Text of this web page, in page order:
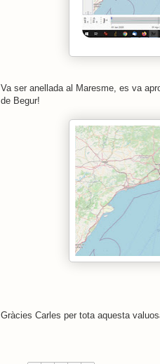
Va ser anellada al Maresme, es va
de Begur!
Gràcies Carles per tota aquesta